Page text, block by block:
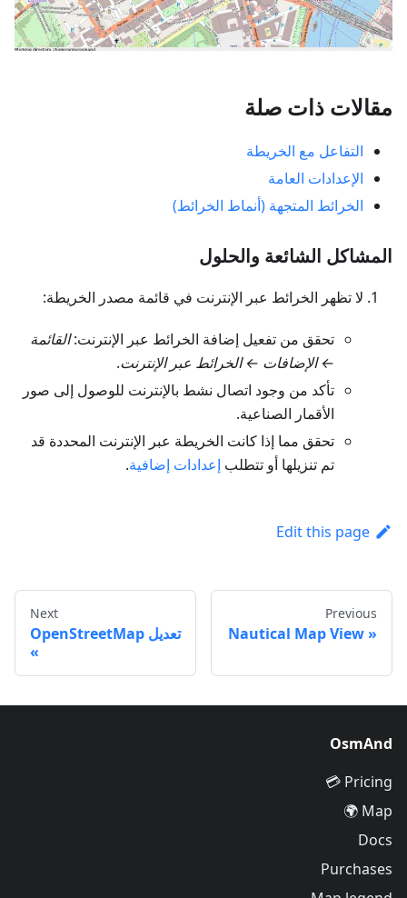
مقالات ذات صلة
التفاعل مع الخريطة
الإعدادات العامة
الخرائط المتجهة (أنماط الخرائط)
المشاكل الشائعة والحلول
لا تظهر الخرائط عبر الإنترنت في قائمة مصدر الخريطة:
تحقق من تفعيل إضافة الخرائط عبر الإنترنت:القائمة
← الإضافات ← الخرائط عبر الإنترنت.
تأكد من وجود اتصال نشط بالإنترنت للوصول إلى صور
الأقمار الصناعية.
تحقق مما إذا كانت الخريطة عبر الإنترنت المحددة قد
تم تنزيلها أو تتطلب إعدادات إضافية.
Edit this page
Previous
Nautical Map View
Next
تعديل OpenStreetMap
OsmAnd
Pricing 💳
Map 🌍
Docs
Purchases